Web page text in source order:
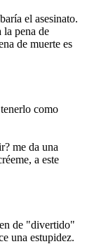
el asesinato.
la pena de
de muerte es
como
me da una
a este
de "divertido"
una estupidez.